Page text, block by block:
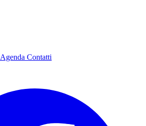
Agenda Contatti